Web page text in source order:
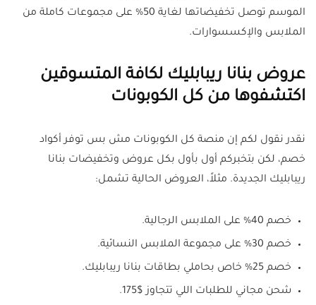
الموسم توصل تخفيضاتها لغاية 50% على مجموعات كاملة من
الملابس والإكسسوارات.
عروض بنانا ريبابليك لكافة المتسوقين
اكتشفوها من كل الكوبونات
نقدر نقول لكم إن منصة كل الكوبونات مش بس توفر أكواد
خصم، لكن بتخبركم أول بأول بكل عروض وتخفيضات بنانا
ريبابليك الجديدة. مثلاً، العروض الحالية تشمل:
خصم 40% على الملابس الرجالية.
خصم 30% على مجموعة الملابس النسائية.
خصم 25% خاص بحاملي بطاقات بنانا ريبابليك.
شحن مجاني للطلبات اللي تتجاوز $175.